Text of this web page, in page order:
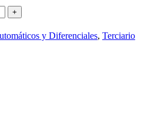
y Diferenciales, Terciario